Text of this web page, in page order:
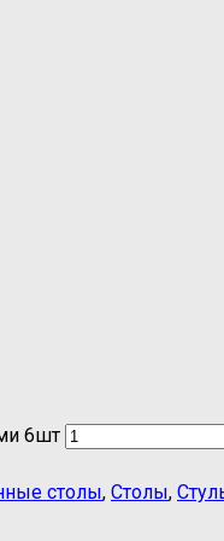
6шт
столы, Столы,